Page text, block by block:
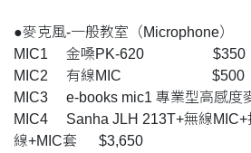
●麥克風-一般教室（Microphone）
MIC1 金嗓PK-620 $350
MIC2 有線MIC $500
MIC3 e-books mic1 專業型高感
MIC4 Sanha JLH 213T+無線MIC+
線+MIC套 $3,650